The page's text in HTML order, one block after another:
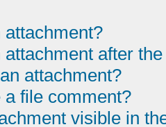
attachment?
after
attachment?
a file comment?
visible in